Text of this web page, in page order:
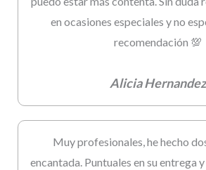
en ocasiones especiales y no
recomendación 💯
Alicia Hernandez
Muy profesionales, he hecho
encantada. Puntuales en su entrega